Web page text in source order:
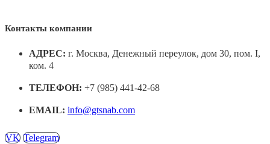
Контакты компании
АДРЕС: г. Москва, Денежный переулок, дом 30, пом. I,
ком. 4
ТЕЛЕФОН: +7 (985) 441-42-68
EMAIL: info@gtsnab.com
VK Telegram